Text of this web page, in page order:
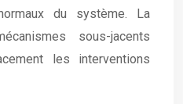
du système. La
sous-jacents
les interventions